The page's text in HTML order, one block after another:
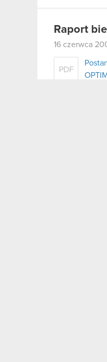
Raport
16 czerwca
PDF